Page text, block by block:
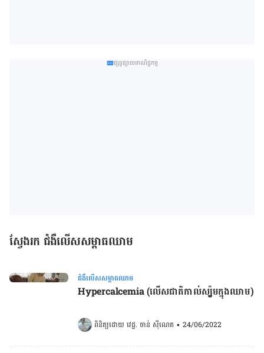
ផ្សព្វផ្សាយពាណិជ្ជកម្ម
ស្វែងរក ជំងឺលើសសម្ពាធឈាម
ជំងឺលើសសម្ពាធឈាម
Hypercalcemia (លើសជាតិកាល់ស្យ៉ូមក្នុងឈាម)
ពិនិត្យដោយ វេជ្ជ. ចាន់ ស៊ីណេត • 24/06/2022